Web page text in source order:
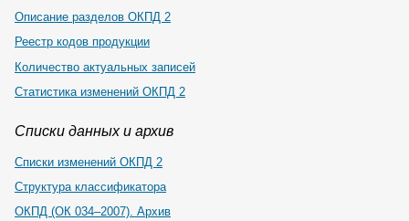
Описание разделов ОКПД 2
Реестр кодов продукции
Количество актуальных записей
Статистика изменений ОКПД 2
Списки данных и архив
Списки изменений ОКПД 2
Структура классификатора
ОКПД (ОК 034–2007). Архив